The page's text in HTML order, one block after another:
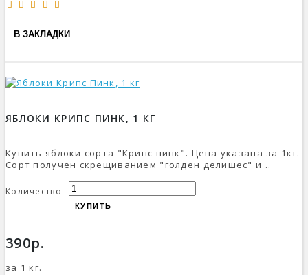
В ЗАКЛАДКИ
ЯБЛОКИ КРИПС ПИНК, 1 КГ
Купить яблоки сорта "Крипс пинк". Цена указана за 1кг.
Сорт получен скрещиванием "голден делишес" и ..
Количество
КУПИТЬ
390р.
за 1 кг.